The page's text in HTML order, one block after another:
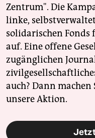
Zentrum". Die
linke,
solidarischen Fonds
auf. Eine offene
zugänglichen
auch? Dann
unsere Aktion.